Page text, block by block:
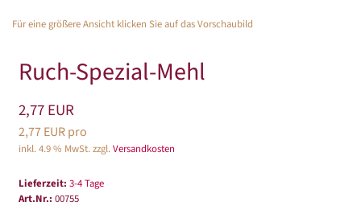
Für eine größere Ansicht klicken Sie auf das Vorschaubild
Ruch-Spezial-Mehl
2,77 EUR
2,77 EUR pro
inkl. 4.9 % MwSt. zzgl.Versandkosten
Lieferzeit: 3-4 Tage
Art.Nr.: 00755